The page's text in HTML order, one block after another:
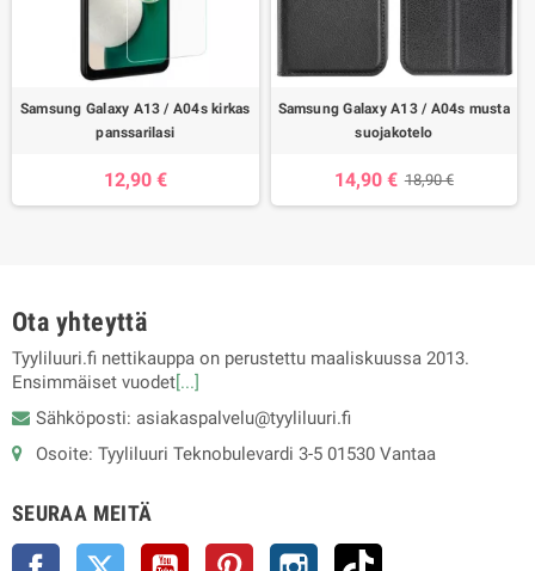
Samsung Galaxy A13 / A04s kirkas
panssarilasi
12,90 €
Samsung Galaxy A13 / A04s musta
suojakotelo
14,90 € 18,90 €
Ota yhteyttä
Tyyliluuri.fi nettikauppa on perustettu maaliskuussa 2013.
Ensimmäiset vuodet[...]
Sähköposti: asiakaspalvelu@tyyliluuri.fi
Osoite: Tyyliluuri Teknobulevardi 3-5 01530 Vantaa
SEURAA MEITÄ
Facebook Twitter YouTube Pinterest Instagram